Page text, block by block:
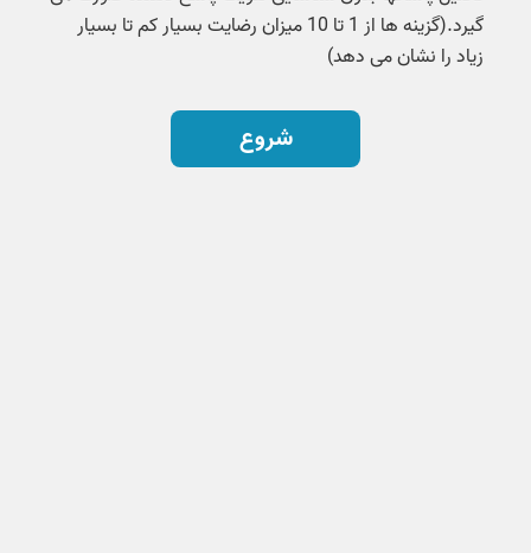
گیرد.(گزینه ها از 1 تا 10 میزان رضایت بسیار کم تا بسیار
زیاد را نشان می دهد)
شروع